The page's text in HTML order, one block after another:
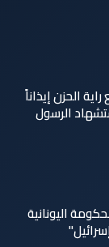
الحزن إيذاناً
الرسول
اليونانية